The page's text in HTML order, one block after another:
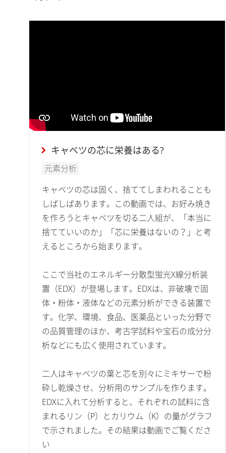
キャベツの芯に栄養はある?
元素分析
キャベツの芯は固く、捨ててしまわれることも
しばしばあります。この動画では、お好み焼き
を作ろうとキャベツを切る二人組が、「本当に
捨てていいのか」「芯に栄養はないの？」と考
えるところから始まります。
ここで当社のエネルギー分散型蛍光X線分析装
置（EDX）が登場します。EDXは、非破壊で固
体・粉体・液体などの元素分析ができる装置で
す。化学、環境、食品、医薬品といった分野で
の品質管理のほか、考古学試料や宝石の成分分
析などにも広く使用されています。
二人はキャベツの葉と芯を別々にミキサーで粉
砕し乾燥させ、分析用のサンプルを作ります。
EDXに入れて分析すると、それぞれの試料に含
まれるリン（P）とカリウム（K）の量がグラフ
で示されました。その結果は動画でご覧くださ
い